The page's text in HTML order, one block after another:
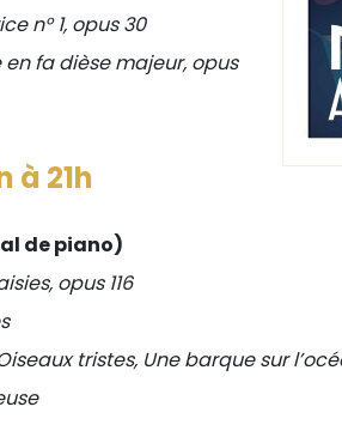
n° 1, opus 30
fa dièse majeur, opus
à 21h
de piano)
opus 116
tristes, Une barque sur